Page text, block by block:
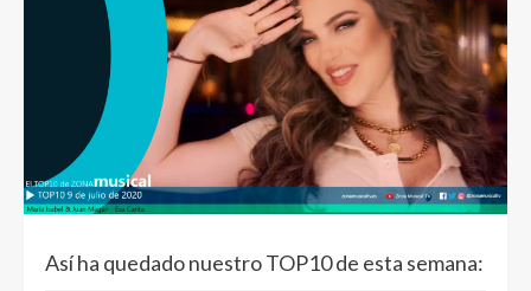
Así ha quedado nuestro TOP10 de esta semana: